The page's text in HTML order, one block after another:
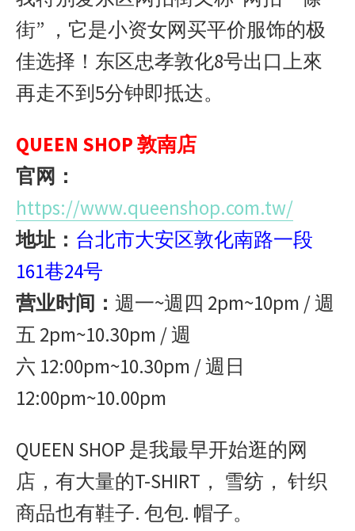
街” ，它是小资女网买平价服饰的极
佳选择！东区忠孝敦化8号出口上來
再走不到5分钟即抵达。
QUEEN SHOP 敦南店
官网：
https://www.queenshop.com.tw/
地址： 台北市大安区敦化南路一段
161巷24号
营业时间： 週一~週四 2pm~10pm / 週
五 2pm~10.30pm / 週
六 12:00pm~10.30pm / 週日
12:00pm~10.00pm
QUEEN SHOP 是我最早开始逛的网
店，有大量的T-SHIRT， 雪纺， 针织
商品也有鞋子. 包包. 帽子。